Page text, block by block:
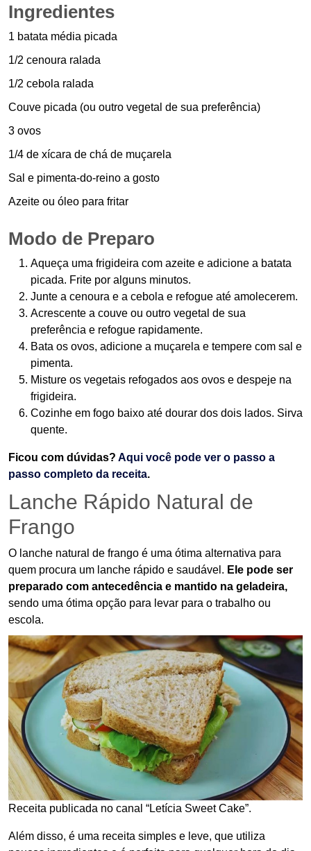
Ingredientes
1 batata média picada
1/2 cenoura ralada
1/2 cebola ralada
Couve picada (ou outro vegetal de sua preferência)
3 ovos
1/4 de xícara de chá de muçarela
Sal e pimenta-do-reino a gosto
Azeite ou óleo para fritar
Modo de Preparo
Aqueça uma frigideira com azeite e adicione a batata
picada. Frite por alguns minutos.
Junte a cenoura e a cebola e refogue até amolecerem.
Acrescente a couve ou outro vegetal de sua
preferência e refogue rapidamente.
Bata os ovos, adicione a muçarela e tempere com sal e
pimenta.
Misture os vegetais refogados aos ovos e despeje na
frigideira.
Cozinhe em fogo baixo até dourar dos dois lados. Sirva
quente.
Ficou com dúvidas? Aqui você pode ver o passo a
passo completo da receita.
Lanche Rápido Natural de
Frango
O lanche natural de frango é uma ótima alternativa para
quem procura um lanche rápido e saudável. Ele pode ser
preparado com antecedência e mantido na geladeira,
sendo uma ótima opção para levar para o trabalho ou
escola.
Receita publicada no canal “Letícia Sweet Cake”.
Além disso, é uma receita simples e leve, que utiliza